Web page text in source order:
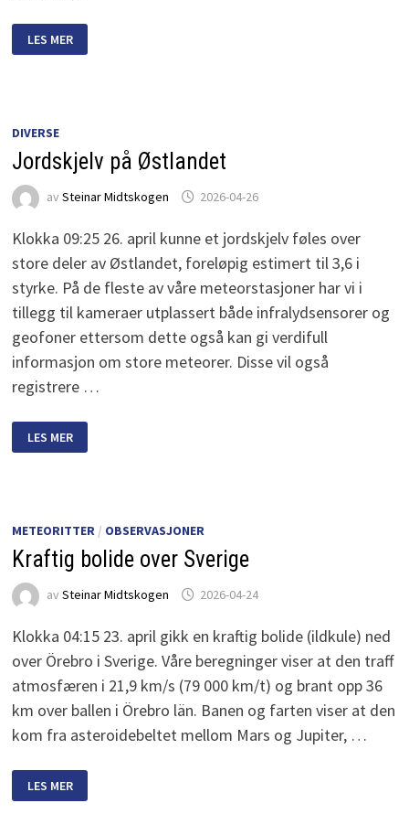
DAGBOLIDE
7.
LES MER
DIVERSE
Jordskjelv på Østlandet
av Steinar Midtskogen 2026-04-26
Klokka 09:25 26. april kunne et jordskjelv føles over
store deler av Østlandet, foreløpig estimert til 3,6 i
styrke. På de fleste av våre meteorstasjoner har vi i
tillegg til kameraer utplassert både infralydsensorer og
geofoner ettersom dette også kan gi verdifull
informasjon om store meteorer. Disse vil også
registrere …
JORDSKJELV
PÅ
ØSTLANDET
LES MER
METEORITTER/ OBSERVASJONER
Kraftig bolide over Sverige
av Steinar Midtskogen 2026-04-24
Klokka 04:15 23. april gikk en kraftig bolide (ildkule) ned
over Örebro i Sverige. Våre beregninger viser at den traff
atmosfæren i 21,9 km/s (79 000 km/t) og brant opp 36
km over ballen i Örebro län. Banen og farten viser at den
kom fra asteroidebeltet mellom Mars og Jupiter, …
BOLIDE
OVER
LES MER